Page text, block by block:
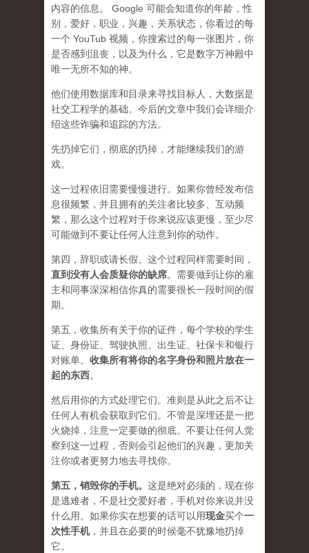
内容的信息。 Google 可能会知道你的年龄，性
别，爱好，职业，兴趣，关系状态，你看过的每
一个 YouTub 视频，你搜索过的每一张图片，你
是否感到沮丧，以及为什么，它是数字万神殿中
唯一无所不知的神。
他们使用数据库和目录来寻找目标人，大数据是
社交工程学的基础。今后的文章中我们会详细介
绍这些诈骗和追踪的方法。
先扔掉它们，彻底的扔掉，才能继续我们的游
戏。
这一过程依旧需要慢慢进行。如果你曾经发布信
息很频繁，并且拥有的关注者比较多、互动频
繁，那么这个过程对于你来说应该更慢，至少尽
可能做到不要让任何人注意到你的动作。
第四，辞职或请长假。这个过程同样需要时间，
直到没有人会质疑你的缺席。需要做到让你的雇
主和同事深深相信你真的需要很长一段时间的假
期。
第五，收集所有关于你的证件，每个学校的学生
证、身份证、驾驶执照、出生证、社保卡和银行
对账单。 收集所有将你的名字身份和照片放在一
起的东西。
然后用你的方式处理它们。准则是从此之后不让
任何人有机会获取到它们。不管是深埋还是一把
火烧掉，注意一定要做的彻底。不要让任何人觉
察到这一过程，否则会引起他们的兴趣，更加关
注你或者更努力地去寻找你。
第五， 销毁你的手机。 这是绝对必须的，现在你
是逃难者，不是社交爱好者，手机对你来说并没
什么用。如果你实在想要的话可以用现金买个一
次性手机，并且在必要的时候毫不犹豫地扔掉
它。